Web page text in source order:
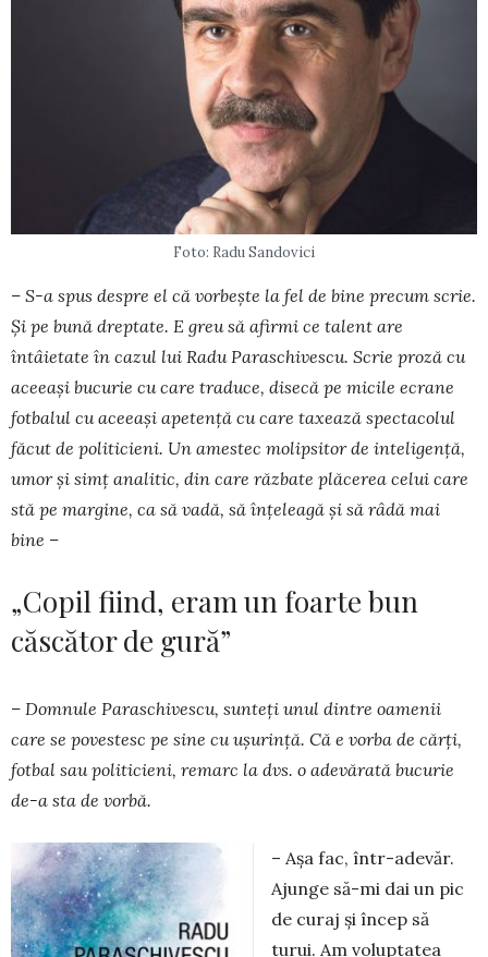
Foto: Radu Sandovici
– S-a spus despre el că vorbește la fel de bine precum scrie.
Și pe bună dreptate. E greu să afirmi ce talent are
întâietate în cazul lui Radu Paras­chivescu. Scrie proză cu
aceeași bucurie cu care traduce, disecă pe micile ecrane
fotbalul cu aceeași apetență cu care taxează spectacolul
făcut de politicieni. Un amestec molipsitor de inteligență,
umor și simț analitic, din care răzbate plăcerea celui care
stă pe margine, ca să vadă, să înțeleagă și să râdă mai
bine –
„Copil fiind, eram un foarte bun
căscător de gură”
– Domnule Paraschivescu, sunteți unul dintre oamenii
care se povestesc pe sine cu ușurință. Că e vorba de cărți,
fotbal sau politicieni, remarc la dvs. o adevărată bucurie
de-a sta de vorbă.
– Așa fac, într-adevăr.
Ajunge să-mi dai un pic
de curaj și încep să
turui. Am voluptatea